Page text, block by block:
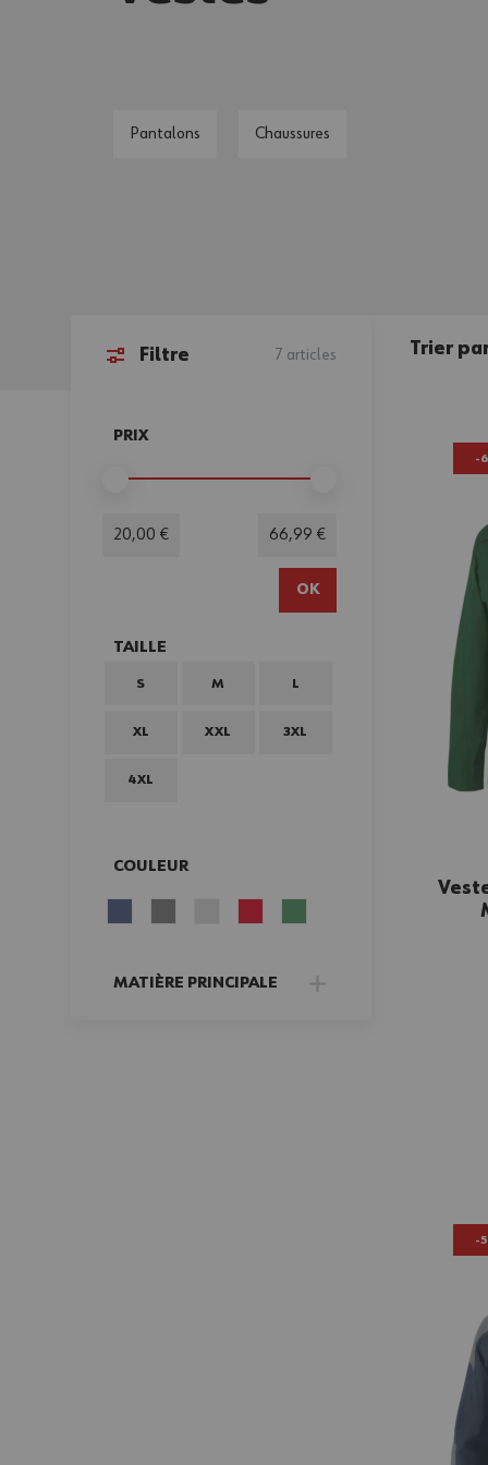
Pantalons Chaussures
Filtre 7 articles
PRIX
Minimum value
20,00 €
Valeur maximale
66,99 €
OK
TAILLE
FILTER
S M L
XL XXL 3XL
4XL
COULEUR
FILTER
MATIÈRE PRINCIPALE
Trier
-
-